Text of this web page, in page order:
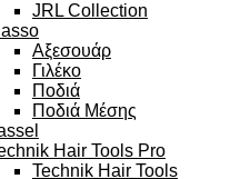
JRL Collection
Αξεσουάρ
Γιλέκο
Ποδιά
Ποδιά Μέσης
Hair Tools Pro
Technik Hair Tools